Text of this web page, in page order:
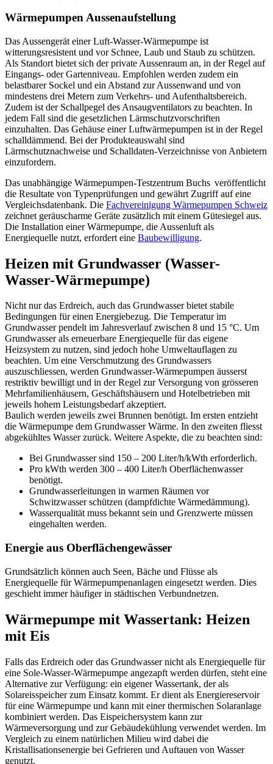
Wärmepumpen Aussenaufstellung
Das Aussengerät einer Luft-Wasser-Wärmepumpe ist
witterungsresistent und vor Schnee, Laub und Staub zu schützen.
Als Standort bietet sich der private Aussenraum an, in der Regel auf
Eingangs- oder Gartenniveau. Empfohlen werden zudem ein
belastbarer Sockel und ein Abstand zur Aussenwand und von
mindestens drei Metern zum Verkehrs- und Aufenthaltsbereich.
Zudem ist der Schallpegel des Ansaugventilators zu beachten. In
jedem Fall sind die gesetzlichen Lärmschutzvorschriften
einzuhalten. Das Gehäuse einer Luftwärmepumpen ist in der Regel
schalldämmend. Bei der Produkteauswahl sind
Lärmschutznachweise und Schalldaten-Verzeichnisse von Anbietern
einzufordern.
Das unabhängige Wärmepumpen-Testzentrum Buchs veröffentlicht
die Resultate von Typenprüfungen und gewährt Zugriff auf eine
Vergleichsdatenbank. Die Fachvereinigung Wärmepumpen Schweiz
zeichnet geräuscharme Geräte zusätzlich mit einem Gütesiegel aus.
Die Installation einer Wärmepumpe, die Aussenluft als
Energiequelle nutzt, erfordert eine Baubewilligung.
Heizen mit Grundwasser (Wasser-
Wasser-Wärmepumpe)
Nicht nur das Erdreich, auch das Grundwasser bietet stabile
Bedingungen für einen Energiebezug. Die Temperatur im
Grundwasser pendelt im Jahresverlauf zwischen 8 und 15 °C. Um
Grundwasser als erneuerbare Energiequelle für das eigene
Heizsystem zu nutzen, sind jedoch hohe Umweltauflagen zu
beachten. Um eine Verschmutzung des Grundwassers
auszuschliessen, werden Grundwasser-Wärmepumpen äusserst
restriktiv bewilligt und in der Regel zur Versorgung von grösseren
Mehrfamilienhäusern, Geschäftshäusern und Hotelbetrieben mit
jeweils hohem Leistungsbedarf akzeptiert.
Baulich werden jeweils zwei Brunnen benötigt. Im ersten entzieht
die Wärmepumpe dem Grundwasser Wärme. In den zweiten fliesst
abgekühltes Wasser zurück. Weitere Aspekte, die zu beachten sind:
Bei Grundwasser sind 150 – 200 Liter/h/kWth erforderlich.
Pro kWth werden 300 – 400 Liter/h Oberflächenwasser
benötigt.
Grundwasserleitungen in warmen Räumen vor
Schwitzwasser schützen (dampfdichte Wärmedämmung).
Wasserqualität muss bekannt sein und Grenzwerte müssen
eingehalten werden.
Energie aus Oberflächengewässer
Grundsätzlich können auch Seen, Bäche und Flüsse als
Energiequelle für Wärmepumpenanlagen eingesetzt werden. Dies
geschieht immer häufiger in städtischen Verbundnetzen.
Wärmepumpe mit Wassertank: Heizen
mit Eis
Falls das Erdreich oder das Grundwasser nicht als Energiequelle für
eine Sole-Wasser-Wärmepumpe angezapft werden dürfen, steht eine
Alternative zur Verfügung: ein eigener Wassertank, der als
Solareisspeicher zum Einsatz kommt. Er dient als Energiereservoir
für eine Wärmepumpe und kann mit einer thermischen Solaranlage
kombiniert werden. Das Eispeichersystem kann zur
Wärmeversorgung und zur Gebäudekühlung verwendet werden. Im
Vergleich zu einem natürlichen Milieu wird dabei die
Kristallisationsenergie bei Gefrieren und Auftauen von Wasser
genutzt.